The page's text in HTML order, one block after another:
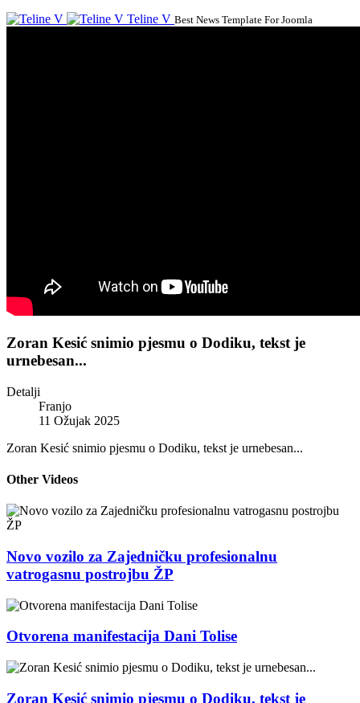
Teline V Best News Template For Joomla
Zoran Kesić snimio pjesmu o Dodiku, tekst je
urnebesan...
Detalji
Franjo
11 Ožujak 2025
Zoran Kesić snimio pjesmu o Dodiku, tekst je urnebesan...
Other Videos
Novo vozilo za Zajedničku profesionalnu
vatrogasnu postrojbu ŽP
Otvorena manifestacija Dani Tolise
Zoran Kesić snimio pjesmu o Dodiku, tekst je